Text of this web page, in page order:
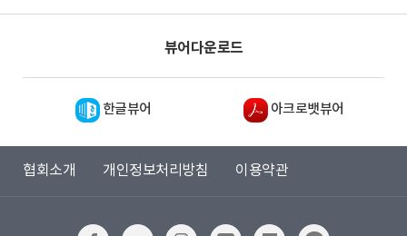
뷰어다운로드
한글뷰어 아크로뱃뷰어
협회소개 개인정보처리방침 이용약관